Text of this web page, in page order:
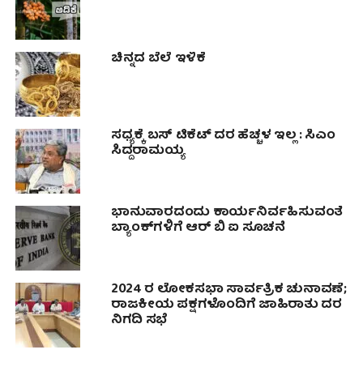
ಚಿನ್ನದ ಬೆಲೆ ಇಳಿಕೆ
ಸಧ್ಯಕ್ಕೆ ಬಸ್ ಟಿಕೆಟ್ ದರ ಹೆಚ್ಚಳ ಇಲ್ಲ : ಸಿಎಂ
ಸಿದ್ದರಾಮಯ್ಯ
ಭಾನುವಾರದಂದು ಕಾರ್ಯನಿರ್ವಹಿಸುವಂತೆ
ಬ್ಯಾಂಕ್‌ಗಳಿಗೆ ಆರ್ ಬಿ ಐ ಸೂಚನೆ
2024 ರ ಲೋಕಸಭಾ ಸಾರ್ವತ್ರಿಕ ಚುನಾವಣೆ;
ರಾಜಕೀಯ ಪಕ್ಷಗಳೊಂದಿಗೆ ಜಾಹಿರಾತು ದರ
ನಿಗದಿ ಸಭೆ